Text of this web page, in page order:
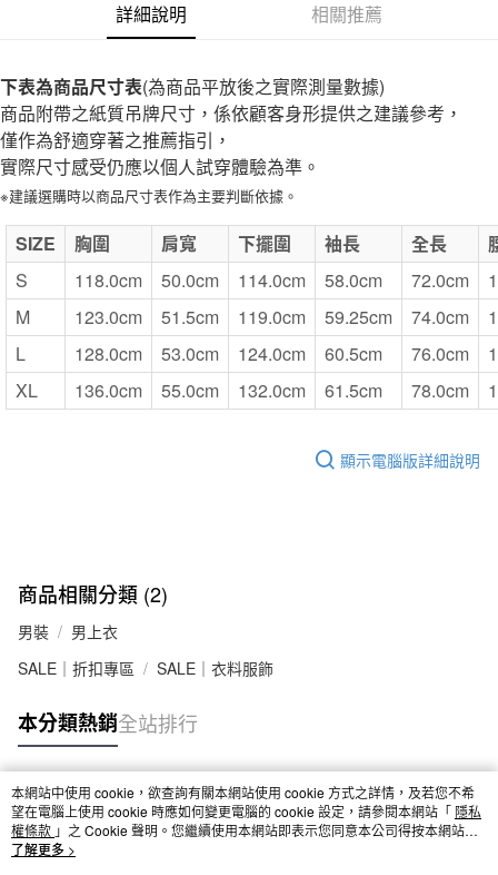
每筆NT$65，滿NT$1,000(含以上)免運費
每筆NT$65，滿NT$1,000(含以上)免運費
付款後7-11取貨
每筆NT$65，滿NT$1,000(含以上)免運費
宅配
每筆NT$150，滿NT$2,000(含以上)免運費
無印良品門市自取
免運費
詳細說明 相關推薦
下表為商品尺寸表(為商品平放後之實際測量數據)
商品附帶之紙質吊牌尺寸，係依顧客身形提供之建議參考，
僅作為舒適穿著之推薦指引，
實際尺寸感受仍應以個人試穿體驗為準。
※建議選購時以商品尺寸表作為主要判斷依據。
SIZE 胸圍 肩寬 下擺圍 袖長 全長
S
118.0cm 50.0cm 114.0cm 58.0cm 72.0cm
M
123.0cm 51.5cm 119.0cm 59.25cm 74.0cm
L
128.0cm 53.0cm 124.0cm 60.5cm 76.0cm
XL
136.0cm 55.0cm 132.0cm 61.5cm 78.0cm
顯示電腦版詳細說明
商品相關分類 (2)
男裝
男上衣
SALE｜折扣專區
SALE｜衣料服飾
本分類熱銷全站排行
熱門標籤
本網站中使用 cookie，欲查詢有關本網站使用 cookie 方式之詳情，及若您不希
望在電腦上使用 cookie 時應如何變更電腦的 cookie 設定，請參閱本網站「 隱私
權條款 」之 Cookie 聲明。您繼續使用本網站即表示您同意本公司得按本網站使
用條款之 Cookie 聲明使用 cookie。
了解更多 >